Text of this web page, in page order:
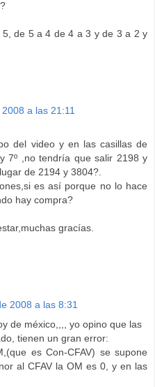
de 5 a 4 de 4 a 3 y de 3 a 2 y
a las 21:11
del video y en las casillas de
7º ,no tendría que salir 2198 y
de 2194 y 3804?.
es así porque no lo hace
hay compra?
gracías.
2008 a las 8:31
de méxico,,,, yo opino que las
tienen un gran error:
es Con-CFAV) se supone
al CFAV la OM es 0, y en las